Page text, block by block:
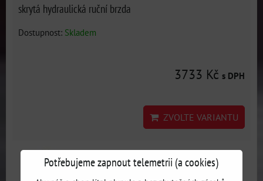
skrytá hydraulická ruční brzda
Dostupnost: Skladem
3733 Kč s DPH
ZVOLTE VARIANTU
Potřebujeme zapnout telemetrii (a cookies)